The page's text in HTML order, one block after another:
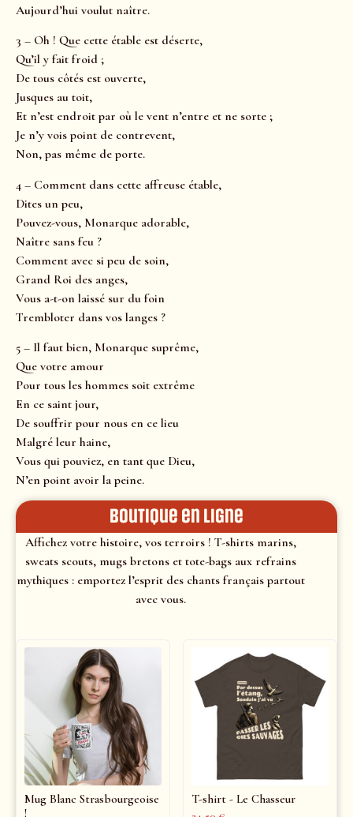
Aujourd’hui voulut naître.
3 – Oh ! Que cette étable est déserte,
Qu’il y fait froid ;
De tous côtés est ouverte,
Jusques au toit,
Et n’est endroit par où le vent n’entre et ne sorte ;
Je n’y vois point de contrevent,
Non, pas même de porte.
4 – Comment dans cette affreuse étable,
Dites un peu,
Pouvez-vous, Monarque adorable,
Naître sans feu ?
Comment avec si peu de soin,
Grand Roi des anges,
Vous a-t-on laissé sur du foin
Trembloter dans vos langes ?
5 – Il faut bien, Monarque suprême,
Que votre amour
Pour tous les hommes soit extrême
En ce saint jour,
De souffrir pour nous en ce lieu
Malgré leur haine,
Vous qui pouviez, en tant que Dieu,
N’en point avoir la peine.
Boutique en ligne
Affichez votre histoire, vos terroirs ! T-shirts marins,
sweats scouts, mugs bretons et tote-bags aux refrains
mythiques : emportez l’esprit des chants français partout
avec vous.
Mug Blanc Strasbourgeoise
!
T-shirt - Le Chasseur